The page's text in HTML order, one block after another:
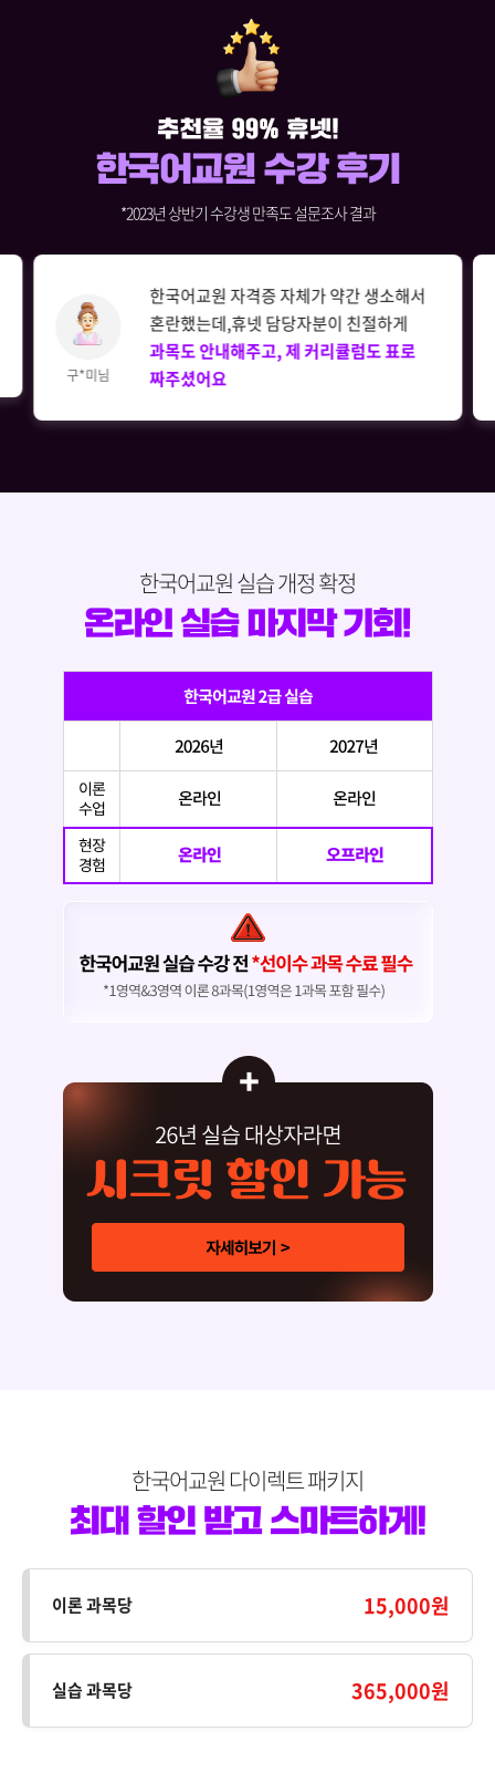
*2023년 상반기 수강생 만족도 설문조사 결과
구*미님
한국어교원 자격증 자체가 약간 생소해서
혼란했는데,휴넷 담당자분이 친절하게
과목도 안내해주고, 제 커리큘럼도 표로
짜주셨어요
한국어교원 실습 개정 확정
한국어교원 다이렉트 패키지
이론 과목당 15,000원
실습 과목당 365,000원